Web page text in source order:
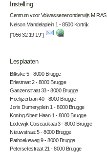
Instelling
Centrum voor Volwassenenonderwijs MIRAS
Nelson Mandelaplein 1 - 8500 Kortrijk
["056 32 19 19"]
Lesplaaten
Bilkske 5 - 8000 Brugge
Eriestraat 2 - 8000 Brugge
Ganzenstraat 33 - 8000 Brugge
Hoefijzerlaan 40 - 8000 Brugge
Joris Dumeryplein 1 - 8000 Brugge
Koning Albert I-laan 1 - 8000 Brugge
Lodewijk Coiseaukaai 3 - 8000 Brugge
Nieuwstraat 5 - 8000 Brugge
Pathoekeweg 9 - 8000 Brugge
Peterseliestraat 21 - 8000 Brugge